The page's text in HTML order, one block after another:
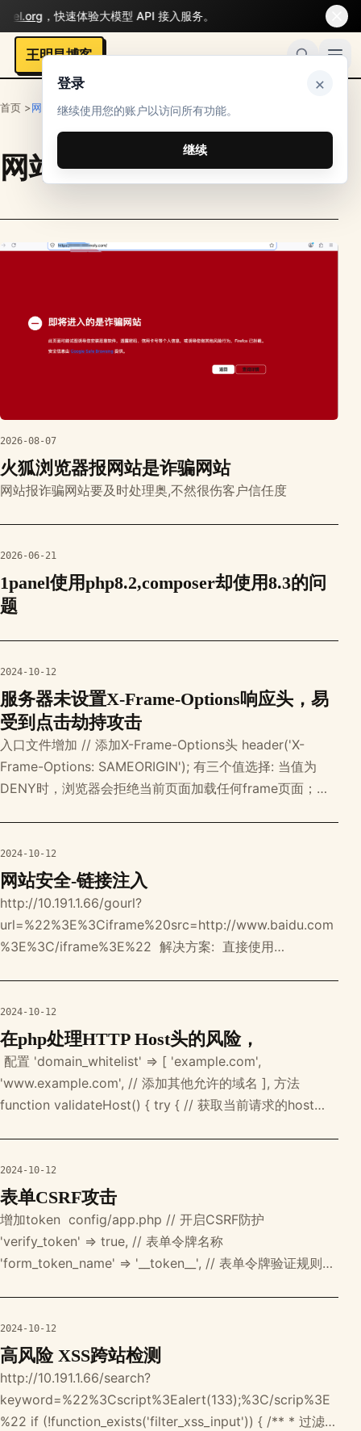
登录 ×
继续使用您的账户以访问所有功能。
继续
，快速体验大模型 API 接入服务。
王明昌博客
首页 >网站技术
网站技术
2026-08-07
火狐浏览器报网站是诈骗网站
网站报诈骗网站要及时处理奥,不然很伤客户信任度
2026-06-21
1panel使用php8.2,composer却使用8.3的问
题
2024-10-12
服务器未设置X-Frame-Options响应头，易
受到点击劫持攻击
入口文件增加 // 添加X-Frame-Options头 header('X-
Frame-Options: SAMEORIGIN'); 有三个值选择: 当值为
DENY时，浏览器会拒绝当前页面加载任何frame页面；若
载的页面地址。
2024-10-12
网站安全-链接注入
http://10.191.1.66/gourl?
url=%22%3E%3Ciframe%20src=http://www.baidu.com
%3E%3C/iframe%3E%22 ​​ 解决方案: ‍ 直接使用
2024-10-12
在php处理HTTP Host头的风险，
‍ 配置 'domain_whitelist' => [ 'example.com',
'www.example.com', // 添加其他允许的域名 ], 方法
function validateHost() { try { // 获取当前请求的host
2024-10-12
表单CSRF攻击
增加token ‍ config/app.php // 开启CSRF防护
'verify_token' => true, // 表单令牌名称
'form_token_name' => '__token__', // 表单令牌验证规则名
2024-10-12
高风险 XSS跨站检测
http://10.191.1.66/search?
keyword=%22%3Cscript%3Ealert(133);%3C/scrip%3E
%22 if (!function_exists('filter_xss_input')) { /** * 过滤可